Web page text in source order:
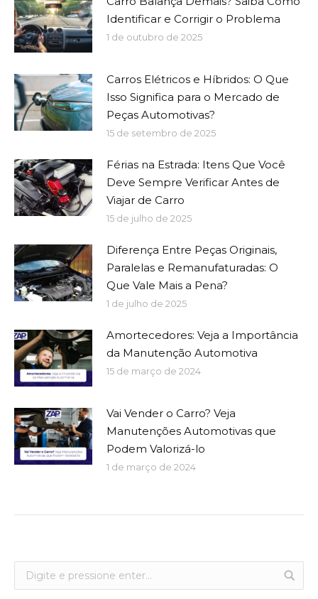
Identificar e Corrigir o Problema
1 de outubro de 2025
Carros Elétricos e Híbridos: O Que
Isso Significa para o Mercado de
Peças Automotivas?
15 de setembro de 2025
Férias na Estrada: Itens Que Você
Deve Sempre Verificar Antes de
Viajar de Carro
15 de julho de 2025
Diferença Entre Peças Originais,
Paralelas e Remanufaturadas: O
Que Vale Mais a Pena?
1 de julho de 2025
Amortecedores: Veja a Importância
da Manutenção Automotiva
15 de março de 2024
Vai Vender o Carro? Veja
Manutenções Automotivas que
Podem Valorizá-lo
1 de março de 2024